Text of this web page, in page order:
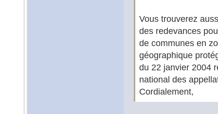
Vous trouverez
des redevances
de communes en
géographique
du 22 janvier 2004
national des
Cordialement,